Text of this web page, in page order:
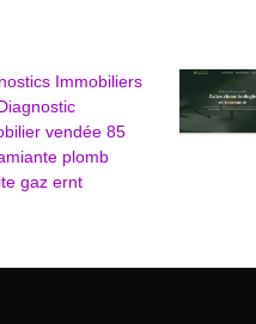
Immobiliers
vendée 85
plomb
gaz ernt